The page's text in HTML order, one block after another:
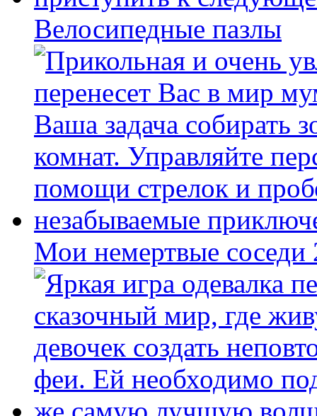
Велосипедные пазлы
Мои немертвые